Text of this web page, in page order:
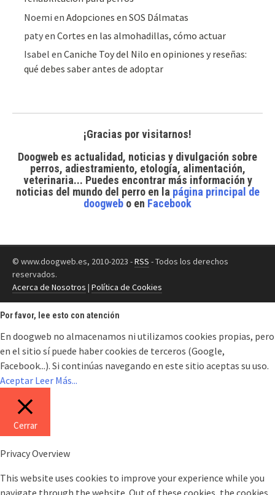
Noemi enAdopciones en SOS Dálmatas
patyenCortes en las almohadillas, cómo actuar
Isabel enCaniche Toy del Nilo en opiniones y reseñas:
qué debes saber antes de adoptar
¡Gracias por visitarnos!
Doogweb es actualidad, noticias y divulgación sobre
perros, adiestramiento, etología, alimentación,
veterinaria... Puedes encontrar más información y
noticias del mundo del perroen la página principal de
doogweb o en Facebook
© www.doogweb.es, 2010-2023 -RSS - Todos los derechos
reservados.
Acerca de Nosotros | Política de Cookies
Por favor, lee esto con atención
En doogweb no almacenamos ni utilizamos cookies propias, pero
en el sitio sí puede haber cookies de terceros (Google,
Facebook...). Si continúas navegando en este sitio aceptas su uso.
Aceptar Leer Más...
Cerrar
Privacy Overview
This website uses cookies to improve your experience while you